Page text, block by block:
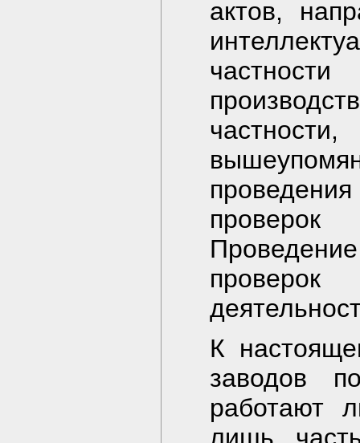
актов,
К
заводов
работают
лишь